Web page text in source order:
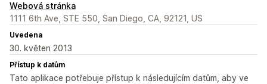
Webová stránka
1111 6th Ave, STE 550, San Diego, CA, 92121, US
Uvedena
30. květen 2013
Přístup k datům
Tato aplikace potřebuje přístup k následujícím datům, aby ve